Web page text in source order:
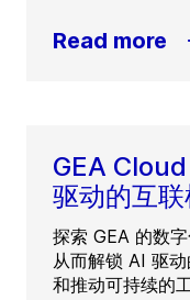
Read more
GEA
驱动的互
探索 GEA 的数
从而解锁 AI 驱
和推动可持续的